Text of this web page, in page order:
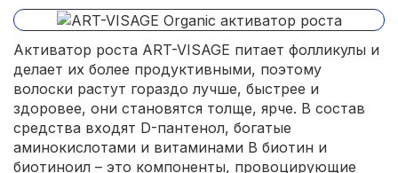
Активатор роста ART-VISAGE питает фолликулы и
делает их более продуктивными, поэтому
волоски растут гораздо лучше, быстрее и
здоровее, они становятся толще, ярче. В состав
средства входят D-пантенол, богатые
аминокислотами и витаминами В биотин и
биотиноил – это компоненты, провоцирующие